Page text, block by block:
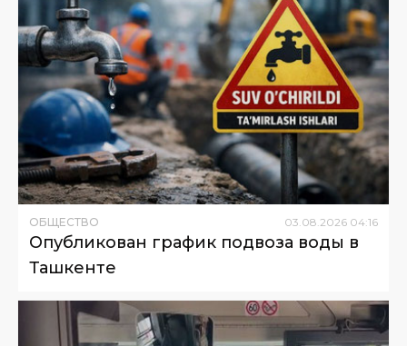
ОБЩЕСТВО 03 08 2026 04:16
Опубликован график подвоза воды в
Ташкенте